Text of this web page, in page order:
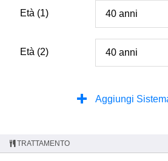
Età (1)
Età (2)
Aggiungi
TRATTAMENTO